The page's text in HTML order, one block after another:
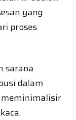
yang
proses
sarana
dalam